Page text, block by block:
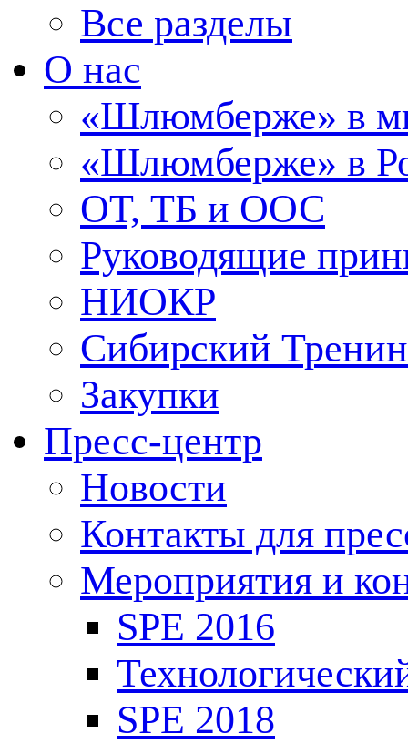
Все разделы
О нас
«Шлюмберже» в
«Шлюмберже» в
ОТ, ТБ и ООС
Руководящие
НИОКР
Сибирский
Закупки
Пресс-центр
Новости
Контакты для
Мероприятия и
SPE 2016
SPE 2018